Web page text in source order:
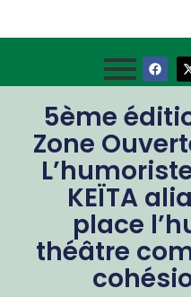
5ème
Zone
KEÏTA
place
théâtre